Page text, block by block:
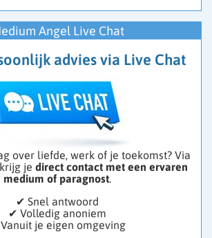
Angel Live Chat
advies via Live Chat
over liefde, werk of je toekomst? Via
je direct contact met een ervaren
medium of paragnost.
✔ Snel antwoord
✔ Volledig anoniem
je eigen omgeving